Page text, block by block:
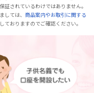
されているわけではありません。
しては、商品案内やお取引に関する
おりますのでご確認ください。